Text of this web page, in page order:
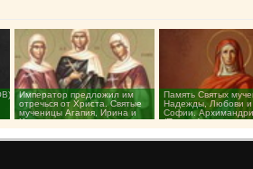
Император предложил им
отречься от Христа. Святые
мученицы Агапия, Ирина и
Хиония...
Память Святых
Надежды, Любови и
Софии.
(Павлов)...